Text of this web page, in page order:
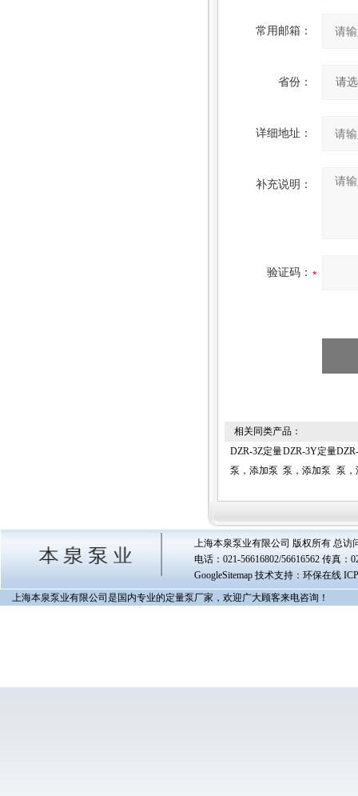
常用邮箱：
省份：
详细地址：
补充说明：
验证码：
相关同类产品：
DZR-3Z定量
泵，添加泵
DZR-3Y定量
泵，添加泵 泵，
上海本泉泵业有限公司 版权所有 总访
电话：021-56616802/56616562 传真：
GoogleSitemap技术支持：环保在线
上海本泉泵业有限公司是国内专业的定量泵厂家，欢迎广大顾客来电咨询！